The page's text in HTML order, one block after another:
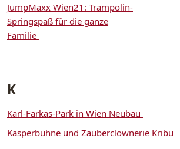
JumpMaxx Wien21: Trampolin-
Springspaß für die ganze
Familie
K
Karl-Farkas-Park in Wien Neubau
Kasperbühne und Zauberclownerie Kribu